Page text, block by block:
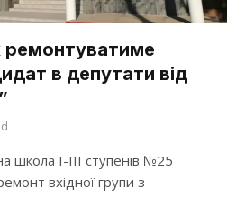
в депутати від
школа І-ІІІ ступенів №25
вхідної групи з